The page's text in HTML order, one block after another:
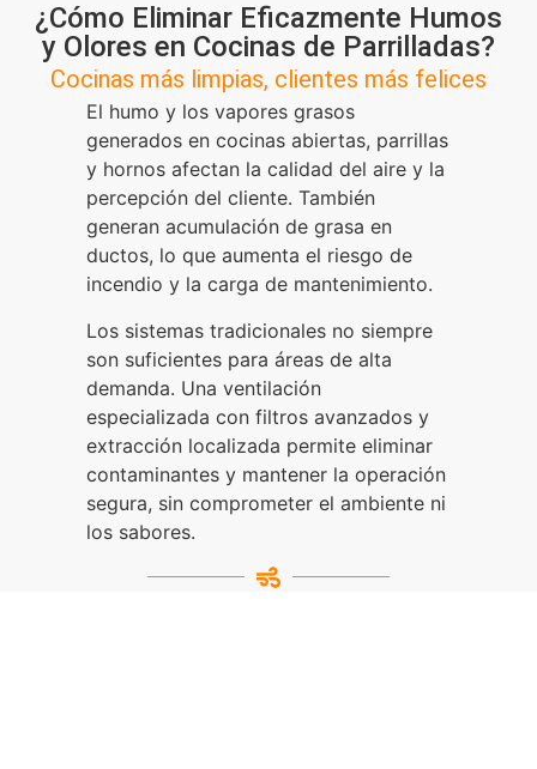
¿Cómo Eliminar Eficazmente Humos
y Olores en Cocinas de Parrilladas?
Cocinas más limpias, clientes más felices
El humo y los vapores grasos
generados en cocinas abiertas, parrillas
y hornos afectan la calidad del aire y la
percepción del cliente. También
generan acumulación de grasa en
ductos, lo que aumenta el riesgo de
incendio y la carga de mantenimiento.
Los sistemas tradicionales no siempre
son suficientes para áreas de alta
demanda. Una ventilación
especializada con filtros avanzados y
extracción localizada permite eliminar
contaminantes y mantener la operación
segura, sin comprometer el ambiente ni
los sabores.